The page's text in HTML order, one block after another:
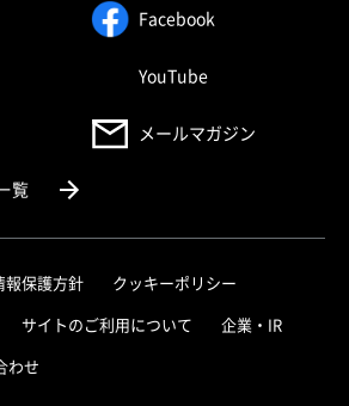
（別ウィンドウで開く）Facebook（別ウィンドウ
ウィンドウで開く）YouTube（別ウィンドウで
ウで開く） メールマガジン
覧（別ウィンドウで開く）
報保護方針 クッキーポリシー
サイトのご利用について 企業・IR（別ウィ
ウで開く）
わせ